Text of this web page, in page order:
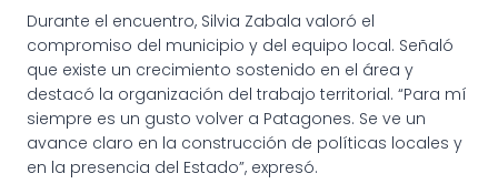
Durante el encuentro, Silvia Zabala valoró el
compromiso del municipio y del equipo local. Señaló
que existe un crecimiento sostenido en el área y
destacó la organización del trabajo territorial. “Para mí
siempre es un gusto volver a Patagones. Se ve un
avance claro en la construcción de políticas locales y
en la presencia del Estado”, expresó.